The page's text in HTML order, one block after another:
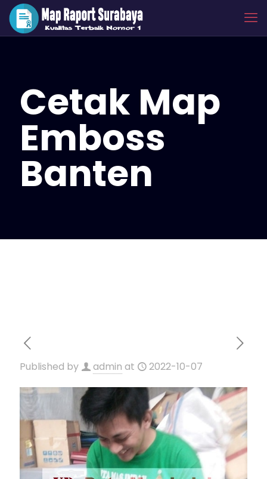
Cetak Map
Emboss
Banten
Published by admin at 2022-10-07